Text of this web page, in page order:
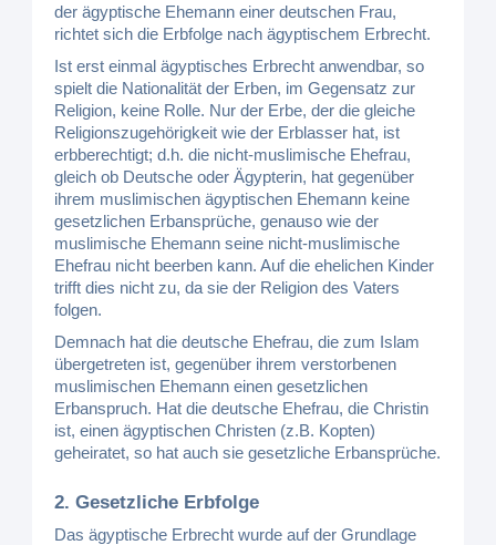
der ägyptische Ehemann einer deutschen Frau,
richtet sich die Erbfolge nach ägyptischem Erbrecht.
Ist erst einmal ägyptisches Erbrecht anwendbar, so
spielt die Nationalität der Erben, im Gegensatz zur
Religion, keine Rolle. Nur der Erbe, der die gleiche
Religionszugehörigkeit wie der Erblasser hat, ist
erbberechtigt; d.h. die nicht-muslimische Ehefrau,
gleich ob Deutsche oder Ägypterin, hat gegenüber
ihrem muslimischen ägyptischen Ehemann keine
gesetzlichen Erbansprüche, genauso wie der
muslimische Ehemann seine nicht-muslimische
Ehefrau nicht beerben kann. Auf die ehelichen Kinder
trifft dies nicht zu, da sie der Religion des Vaters
folgen.
Demnach hat die deutsche Ehefrau, die zum Islam
übergetreten ist, gegenüber ihrem verstorbenen
muslimischen Ehemann einen gesetzlichen
Erbanspruch. Hat die deutsche Ehefrau, die Christin
ist, einen ägyptischen Christen (z.B. Kopten)
geheiratet, so hat auch sie gesetzliche Erbansprüche.
2. Gesetzliche Erbfolge
Das ägyptische Erbrecht wurde auf der Grundlage